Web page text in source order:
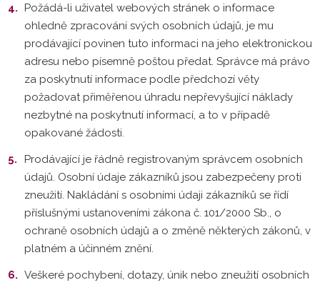
Požádá-li uživatel webových stránek o informace
ohledně zpracování svých osobních údajů, je mu
prodávající povinen tuto informaci na jeho elektronickou
adresu nebo písemně poštou předat. Správce má právo
za poskytnutí informace podle předchozí věty
požadovat přiměřenou úhradu nepřevyšující náklady
nezbytné na poskytnutí informací, a to v případě
opakované žádosti.
Prodávající je řádně registrovaným správcem osobních
údajů. Osobní údaje zákazníků jsou zabezpečeny proti
zneužití. Nakládání s osobními údaji zákazníků se řídí
příslušnými ustanoveními zákona č. 101/2000 Sb., o
ochraně osobních údajů a o změně některých zákonů, v
platném a účinném znění.
Veškeré pochybení, dotazy, únik nebo zneužití osobních